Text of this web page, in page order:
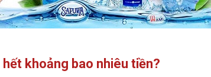
khoảng bao nhiêu tiền?